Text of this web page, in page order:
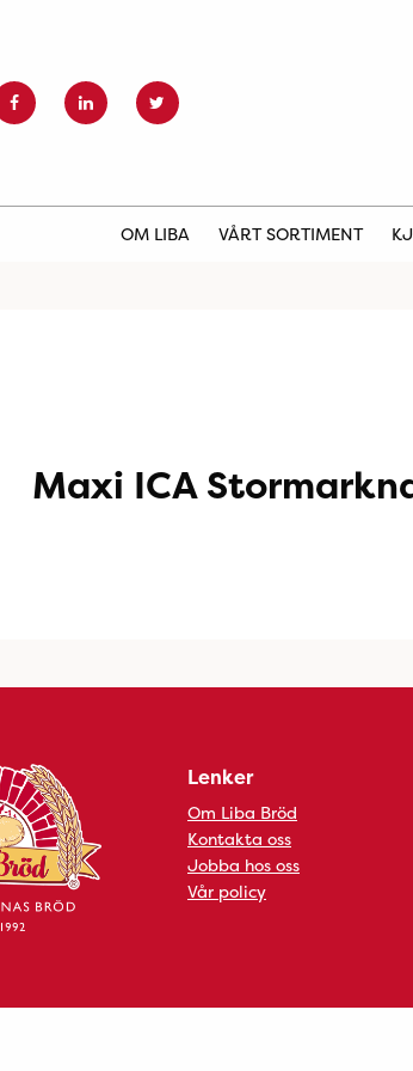
OM LIBA VÅRT SORTIMENT
Maxi ICA
Lenker
Om Liba Bröd
Kontakta oss
Jobba hos oss
Vår policy